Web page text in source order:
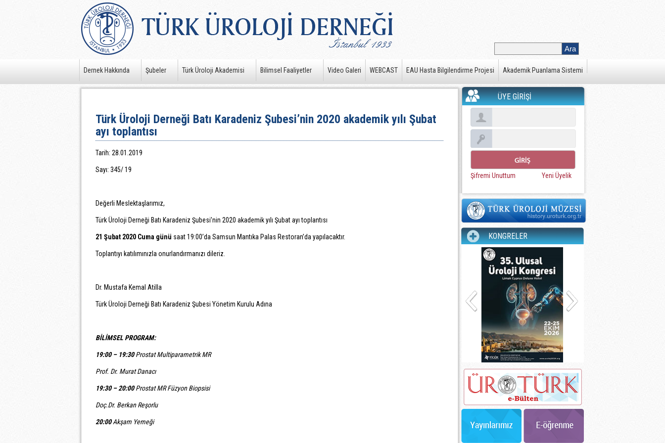
Dernek Hakkında Şubeler Türk Üroloji Akademisi Bilimsel Faaliyetler Video Galeri WEBCAST EAU Hasta Bilgilendirme Projesi Akademik Puanlama Sistemi
Türk Üroloji Derneği Batı Karadeniz Şubesi’nin 2020 akademik yılı Şubat
ayı toplantısı
Tarih: 28.01.2019
Sayı: 345/ 19
Değerli Meslektaşlarımız,
Türk Üroloji Derneği Batı Karadeniz Şubesi’nin 2020 akademik yılı Şubat ayı toplantısı
21 Şubat 2020 Cuma günü saat 19:00’da Samsun Mantıka Palas Restoran’da yapılacaktır.
Toplantıyı katılımınızla onurlandırmanızı dileriz.
Dr. Mustafa Kemal Atilla
Türk Üroloji Derneği Batı Karadeniz Şubesi Yönetim Kurulu Adına
BİLİMSEL PROGRAM:
19:00 – 19:30Prostat Multiparametrik MR
Prof. Dr. Murat Danacı
19:30 – 20:00Prostat MR Füzyon Biopsisi
Doç.Dr. Berkan Reşorlu
20:00Akşam Yemeği
ÜYE GİRİŞİ
Şifremi Unuttum Yeni Üyelik
KONGRELER